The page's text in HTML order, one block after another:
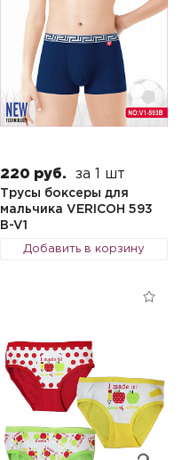
220 руб. за 1 шт
Трусы боксеры для
мальчика VERICOH 593
B-V1
Добавить в корзину